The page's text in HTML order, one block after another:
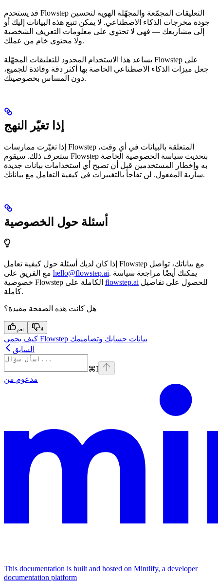
قد يستخدم Flowstep التعليقات المجمّعة والمجهّلة الهوية لتحسين
جودة مخرجات الذكاء الاصطناعي. لا يمكن تتبع هذه البيانات إليك أو
إلى مشاريعك — فهي لا تحتوي على معلومات التعريف الشخصية
ولا محتوى خام من عملك.
يساعد هذا الاستخدام المحدود للتعليقات المجهّلة Flowstep على
جعل ميزات الذكاء الاصطناعي الخاصة بها أكثر دقة وفائدة للجميع،
دون المساس بخصوصيتك.
إذا تغيّر النهج
إذا تغيّرت ممارسات Flowstep المتعلقة بالبيانات في أي وقت،
ستعرف ذلك. سيقوم Flowstep بتحديث سياسة الخصوصية الخاصة
به وإخطار المستخدمين قبل أن تصبح أي استخدامات بيانات جديدة
سارية المفعول. لن تفاجأ بالتغييرات في كيفية التعامل مع بياناتك.
أسئلة حول الخصوصية
إذا كان لديك أسئلة حول كيفية تعامل Flowstep مع بياناتك، تواصل
hello@flowstep.ai. يمكنك أيضًا مراجعة سياسة
flowstep.ai
كاملة.
هل كانت هذه الصفحة مفيدة؟
نعم لا
كيف يحمي Flowstep بيانات حسابك وتصاميمك
السابق
⌘I
مدعوم من
This documentation is built and hosted on Mintlify, a developer
documentation platform